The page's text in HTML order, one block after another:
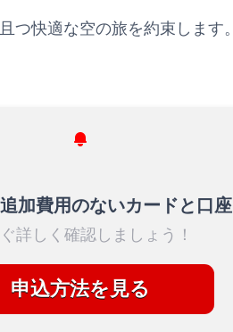
つ快適な空の旅を約束します。
加費用のないカードと口座
詳しく確認しましょう！
申込方法を見る